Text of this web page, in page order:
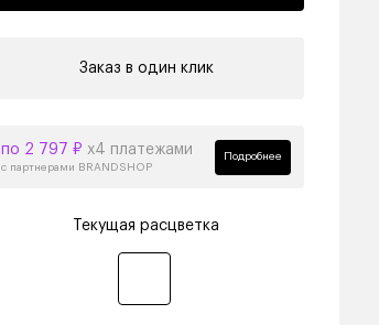
Заказ в один клик
по 2 797 ₽ х4 платежами
с партнерами BRANDSHOP
Подробнее
Текущая расцветка